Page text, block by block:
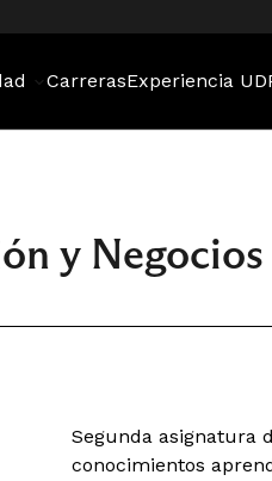
CarrerasExperiencia
y
Segunda asignatura
conocimientos